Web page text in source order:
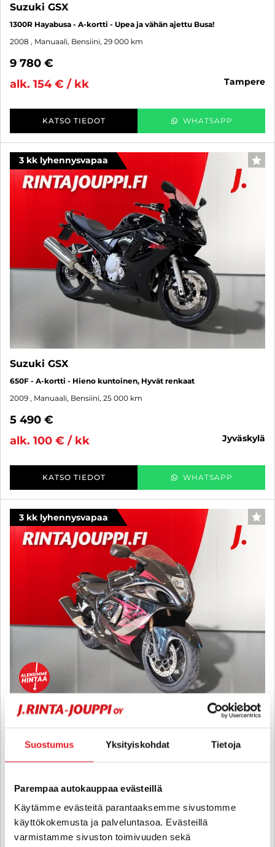
Suostumus Yksityiskohdat Tietoja
Parempaa autokauppaa evästeillä
Käytämme evästeitä parantaaksemme sivustomme
käyttökokemusta ja palveluntasoa. Evästeillä
varmistamme sivuston toimivuuden sekä
Suzuki GSX
1300R Hayabusa - A-kortti - Upea ja vähän ajettu Busa!
2008 , Manuaali, Bensiini, 29 000 km
9 780 €
alk. 154 € / kk
tampere
KATSO TIEDOT WHATSAPP
3 kk lyhennysvapaa
Suzuki GSX
650F - A-kortti - Hieno kuntoinen, Hyvät renkaat
2009 , Manuaali, Bensiini, 25 000 km
5 490 €
alk. 100 € / kk
jyväskylä
KATSO TIEDOT WHATSAPP
3 kk lyhennysvapaa
Suzuki GSX
Rekisteröity kahdelle
7 700 €
alk. 128 € / kk